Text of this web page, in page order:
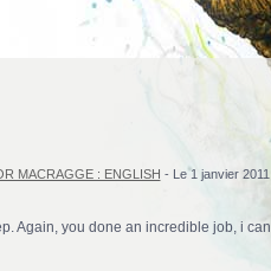
MACRAGGE : ENGLISH - Le 1 janvier 2011
Again, you done an incredible job, i can